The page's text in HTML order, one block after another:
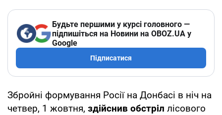
Будьте першими у курсі головного —
підпишіться на Новини на OBOZ.UA у
Google
Підписатися
Збройні формування Росії на Донбасі в ніч на
четвер, 1 жовтня, здійснив обстріл лісового